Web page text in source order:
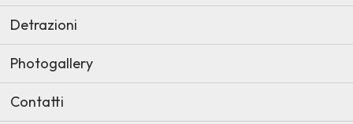
Detrazioni
Photogallery
Contatti